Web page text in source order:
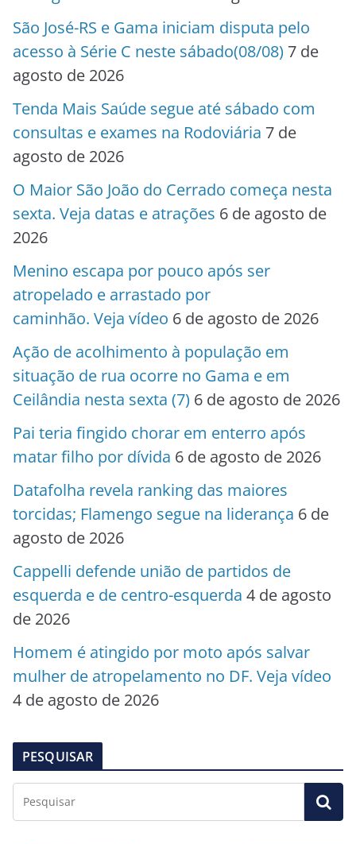
São José-RS e Gama iniciam disputa pelo
acesso à Série C neste sábado(08/08) 7 de
agosto de 2026
Tenda Mais Saúde segue até sábado com
consultas e exames na Rodoviária 7 de
agosto de 2026
O Maior São João do Cerrado começa nesta
sexta. Veja datas e atrações 6 de agosto de
2026
Menino escapa por pouco após ser
atropelado e arrastado por
caminhão. Veja vídeo 6 de agosto de 2026
Ação de acolhimento à população em
situação de rua ocorre no Gama e em
Ceilândia nesta sexta (7) 6 de agosto de 2026
Pai teria fingido chorar em enterro após
matar filho por dívida 6 de agosto de 2026
Datafolha revela ranking das maiores
torcidas; Flamengo segue na liderança 6 de
agosto de 2026
Cappelli defende união de partidos de
esquerda e de centro-esquerda 4 de agosto
de 2026
Homem é atingido por moto após salvar
mulher de atropelamento no DF. Veja vídeo
4 de agosto de 2026
PESQUISAR